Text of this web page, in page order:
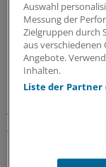
Rahmen
Schlagworte:
Ihr
Auswahl
Messung der
Zielgruppen durch
aus verschiedenen
Angebote.
Inhalten.
Liste der